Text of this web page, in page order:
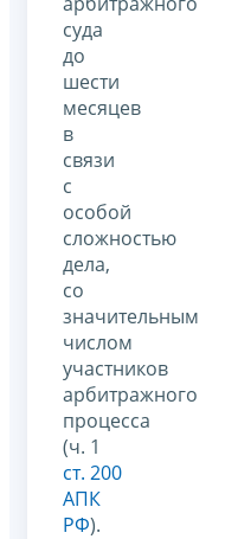
суда
до
шести
месяцев
в
связи
с
особой
сложностью
дела,
со
значительным
числом
участников
арбитражного
процесса
(ч. 1
ст. 200
АПК
РФ).